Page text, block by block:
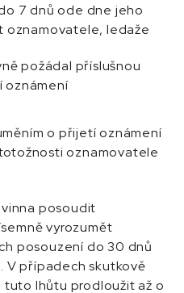
7 dnů ode dne jeho
oznamovatele, ledaže
požádal příslušnou
oznámení
o přijetí oznámení
oznamovatele
posoudit
vyrozumět
posouzení do 30 dnů
V případech skutkově
lhůtu prodloužit až o